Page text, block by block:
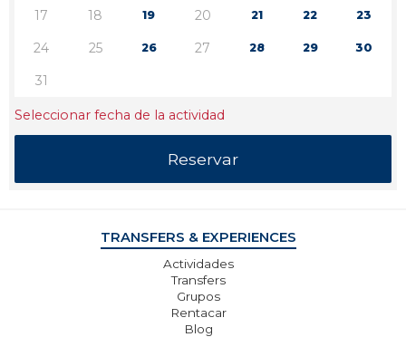
17 18 19 20 21 22 23
24 25 26 27 28 29 30
31
Seleccionar fecha de la actividad
TRANSFERS & EXPERIENCES
Actividades
Transfers
Grupos
Rentacar
Blog